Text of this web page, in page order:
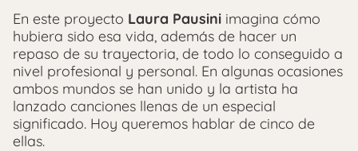
En este proyecto Laura Pausini imagina cómo
hubiera sido esa vida, además de hacer un
repaso de su trayectoria, de todo lo conseguido a
nivel profesional y personal. En algunas ocasiones
ambos mundos se han unido y la artista ha
lanzado canciones llenas de un especial
significado. Hoy queremos hablar de cinco de
ellas.